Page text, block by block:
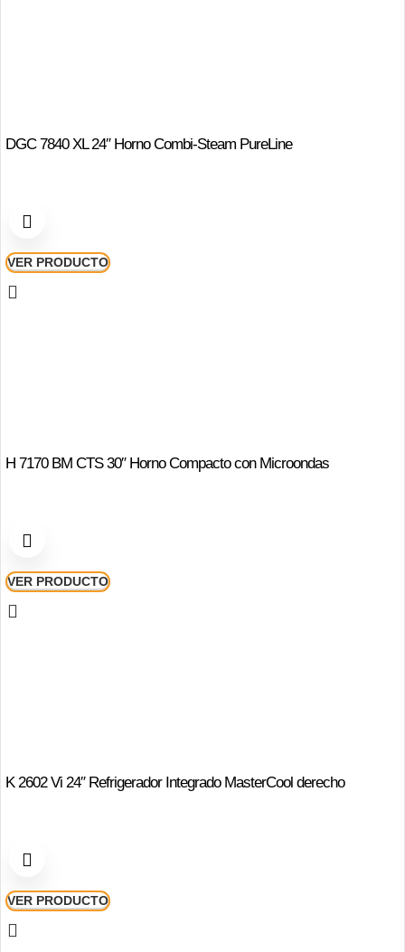
DGC 7840 XL 24″ Horno Combi-Steam PureLine
VER PRODUCTO
H 7170 BM CTS 30″ Horno Compacto con Microondas
VER PRODUCTO
K 2602 Vi 24″ Refrigerador Integrado MasterCool derecho
VER PRODUCTO